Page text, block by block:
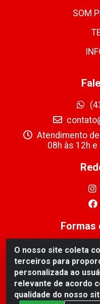
O nosso site coleta
terceiros para
personalizada ao
relevante de acordo
qualidade do nosso
SOM
Atendimento
08h às 12h
Formas
Ricopeças Comércio
Rua Alicio